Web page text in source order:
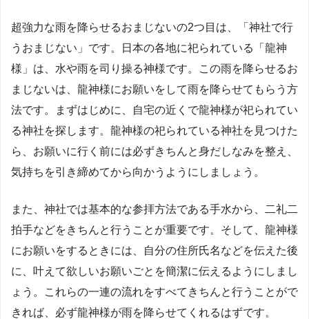
超強力な雨を降らせるおまじないの2つ目は、「神社で行
うおまじない」です。日本の各地に祀られている「龍神
様」は、水や雨を司り操る神様です。この雨を降らせるお
まじないは、龍神様にお願いをして雨を降らせてもらう方
法です。まずはじめに、自宅の近くで龍神様が祀られてい
る神社を探します。龍神様の祀られている神社を見つけた
ら、お願いに行く前には必ずきちんと身だしなみを整え、
気持ちを引き締めてから向かうようにしましょう。
また、神社では基本的な参拝方法である手水から、二礼二
拍手などをきちんと行うことが重要です。そして、龍神様
にお願いをするときには、自分の住所氏名などを伝えた後
に、叶えて欲しいお願いごとを簡潔に伝えるようにしまし
ょう。これらの一連の流れをすべてきちんと行うことがで
きれば、必ず龍神様が雨を降らせてくれるはずです。